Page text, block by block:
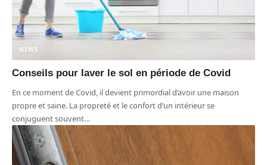
NEWS
Conseils pour laver le sol en période de Covid
En ce moment de Covid, il devient primordial d’avoir une maison
propre et saine. La propreté et le confort d’un intérieur se
conjuguent souvent…